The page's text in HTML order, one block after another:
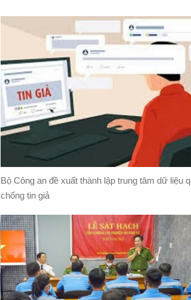
Bộ Công an đề xuất thành lập trung tâm dữ liệu
chống tin giả